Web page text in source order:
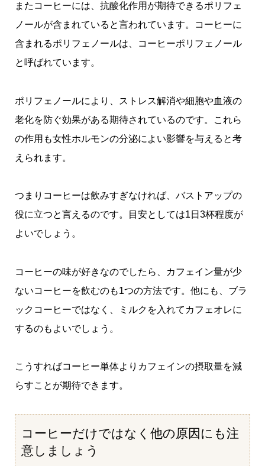
またコーヒーには、抗酸化作用が期待できるポリフェ
ノールが含まれていると言われています。コーヒーに
含まれるポリフェノールは、コーヒーポリフェノール
と呼ばれています。
ポリフェノールにより、ストレス解消や細胞や血液の
老化を防ぐ効果がある期待されているのです。これら
の作用も女性ホルモンの分泌によい影響を与えると考
えられます。
つまりコーヒーは飲みすぎなければ、バストアップの
役に立つと言えるのです。目安としては1日3杯程度が
よいでしょう。
コーヒーの味が好きなのでしたら、カフェイン量が少
ないコーヒーを飲むのも1つの方法です。他にも、ブラ
ックコーヒーではなく、ミルクを入れてカフェオレに
するのもよいでしょう。
こうすればコーヒー単体よりカフェインの摂取量を減
らすことが期待できます。
コーヒーだけではなく他の原因にも注
意しましょう